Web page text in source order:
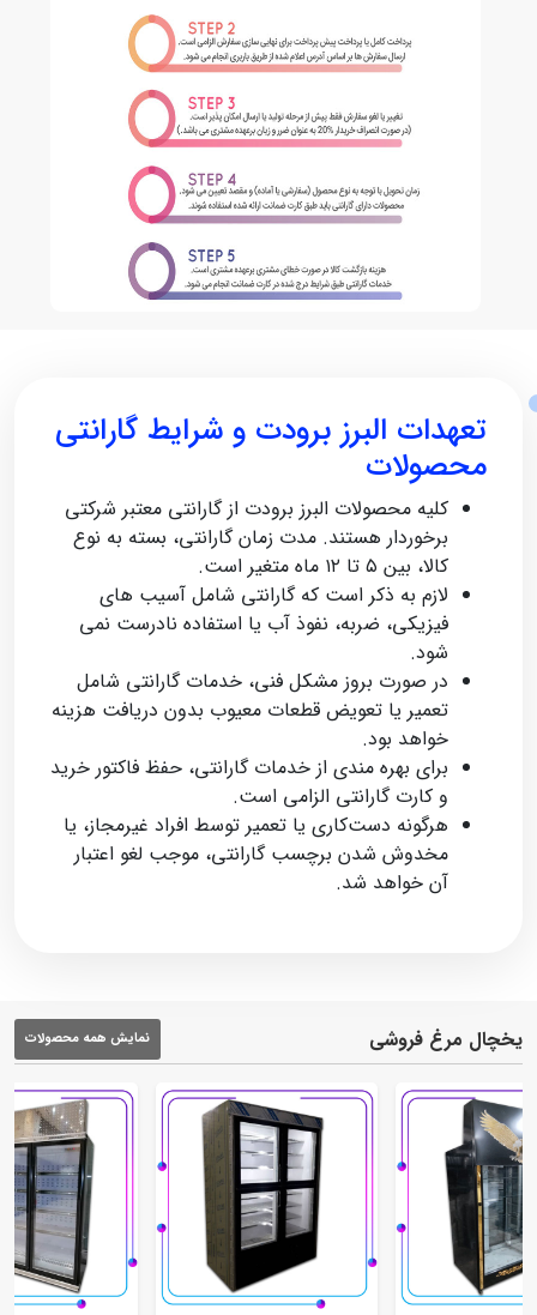
تعهدات البرز برودت و شرایط گارانتی
محصولات
کلیه محصولات البرز برودت از گارانتی معتبر شرکتی
برخوردار هستند. مدت‌ زمان گارانتی، بسته به نوع
کالا، بین ۵ تا ۱۲ ماه متغیر است.
لازم به ذکر است که گارانتی شامل آسیب‌ های
فیزیکی، ضربه، نفوذ آب یا استفاده نادرست نمی‌
شود.
در صورت بروز مشکل فنی، خدمات گارانتی شامل
تعمیر یا تعویض قطعات معیوب بدون دریافت هزینه
خواهد بود.
برای بهره‌ مندی از خدمات گارانتی، حفظ فاکتور خرید
و کارت گارانتی الزامی است.
هرگونه دست‌کاری یا تعمیر توسط افراد غیرمجاز، یا
مخدوش‌ شدن برچسب گارانتی، موجب لغو اعتبار
آن خواهد شد.
یخچال مرغ فروشی نمایش همه محصولات